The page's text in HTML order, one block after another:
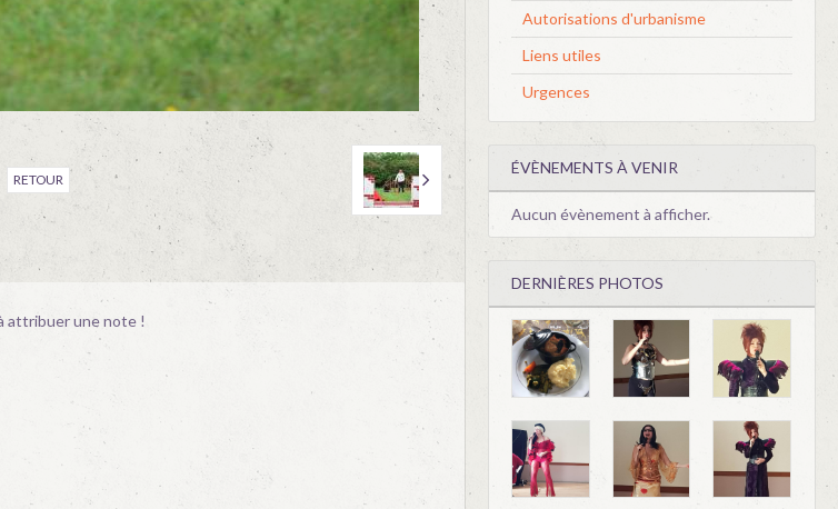
RETOUR
attribuer une note !
Autorisations d'urbanisme
Liens utiles
Urgences
ÉVÈNEMENTS À VENIR
Aucun évènement à afficher.
DERNIÈRES PHOTOS